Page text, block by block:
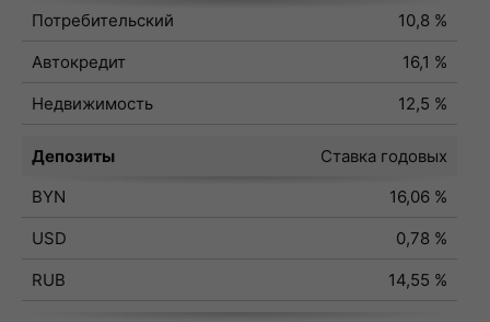
Потребительский
10,8 %
Автокредит
16,1 %
Недвижимость
12,5 %
Депозиты
Ставка годовых
BYN
16,06 %
USD
0,78 %
RUB
14,55 %